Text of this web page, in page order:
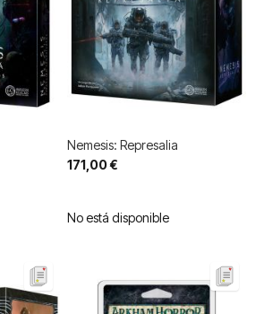
Nemesis: Represalia
171,00 €
No está disponible